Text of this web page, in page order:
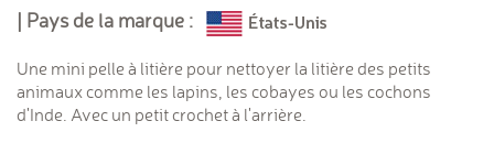
| Pays de la marque :
Une mini pelle à litière pour nettoyer la litière des petits
animaux comme les lapins, les cobayes ou les cochons
d'Inde. Avec un petit crochet à l'arrière.